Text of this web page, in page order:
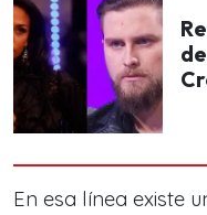
En esa línea existe